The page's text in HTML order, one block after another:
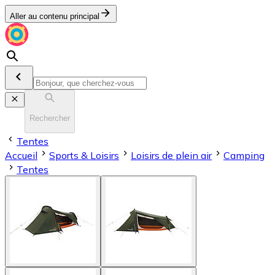
Aller au contenu principal
Rechercher
Tentes
Accueil
Sports & Loisirs Loisirs de plein air
Camping
Tentes